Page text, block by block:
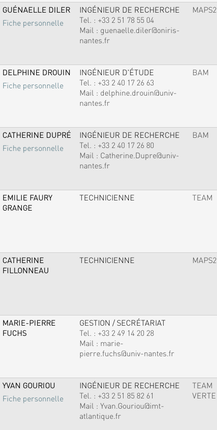
GUÉNAELLE DILER
Fiche personnelle
INGÉNIEUR DE RECHERCHE
Tel. : +33 2 51 78 55 04
Mail : guenaelle.diler@oniris-
nantes.fr
MAPS2
DELPHINE DROUIN
Fiche personnelle
INGÉNIEUR D'ÉTUDE
Tel. : +33 2 40 17 26 63
Mail : delphine.drouin@univ-
nantes.fr
BAM
CATHERINE DUPRÉ
Fiche personnelle
INGÉNIEUR DE RECHERCHE
Tel. : +33 2 40 17 26 80
Mail : Catherine.Dupre@univ-
nantes.fr
BAM
EMILIE FAURY
GRANGE
TECHNICIENNE TEAM
CATHERINE
FILLONNEAU
TECHNICIENNE MAPS2
MARIE-PIERRE
FUCHS
GESTION / SECRÉTARIAT
Tel. : +33 2 49 14 20 28
Mail : marie-
pierre.fuchs@univ-nantes.fr
YVAN GOURIOU
Fiche personnelle
INGÉNIEUR DE RECHERCHE
Tel. : +33 2 51 85 82 61
Mail : Yvan.Gouriou@imt-
atlantique.fr
TEAM
VERTE